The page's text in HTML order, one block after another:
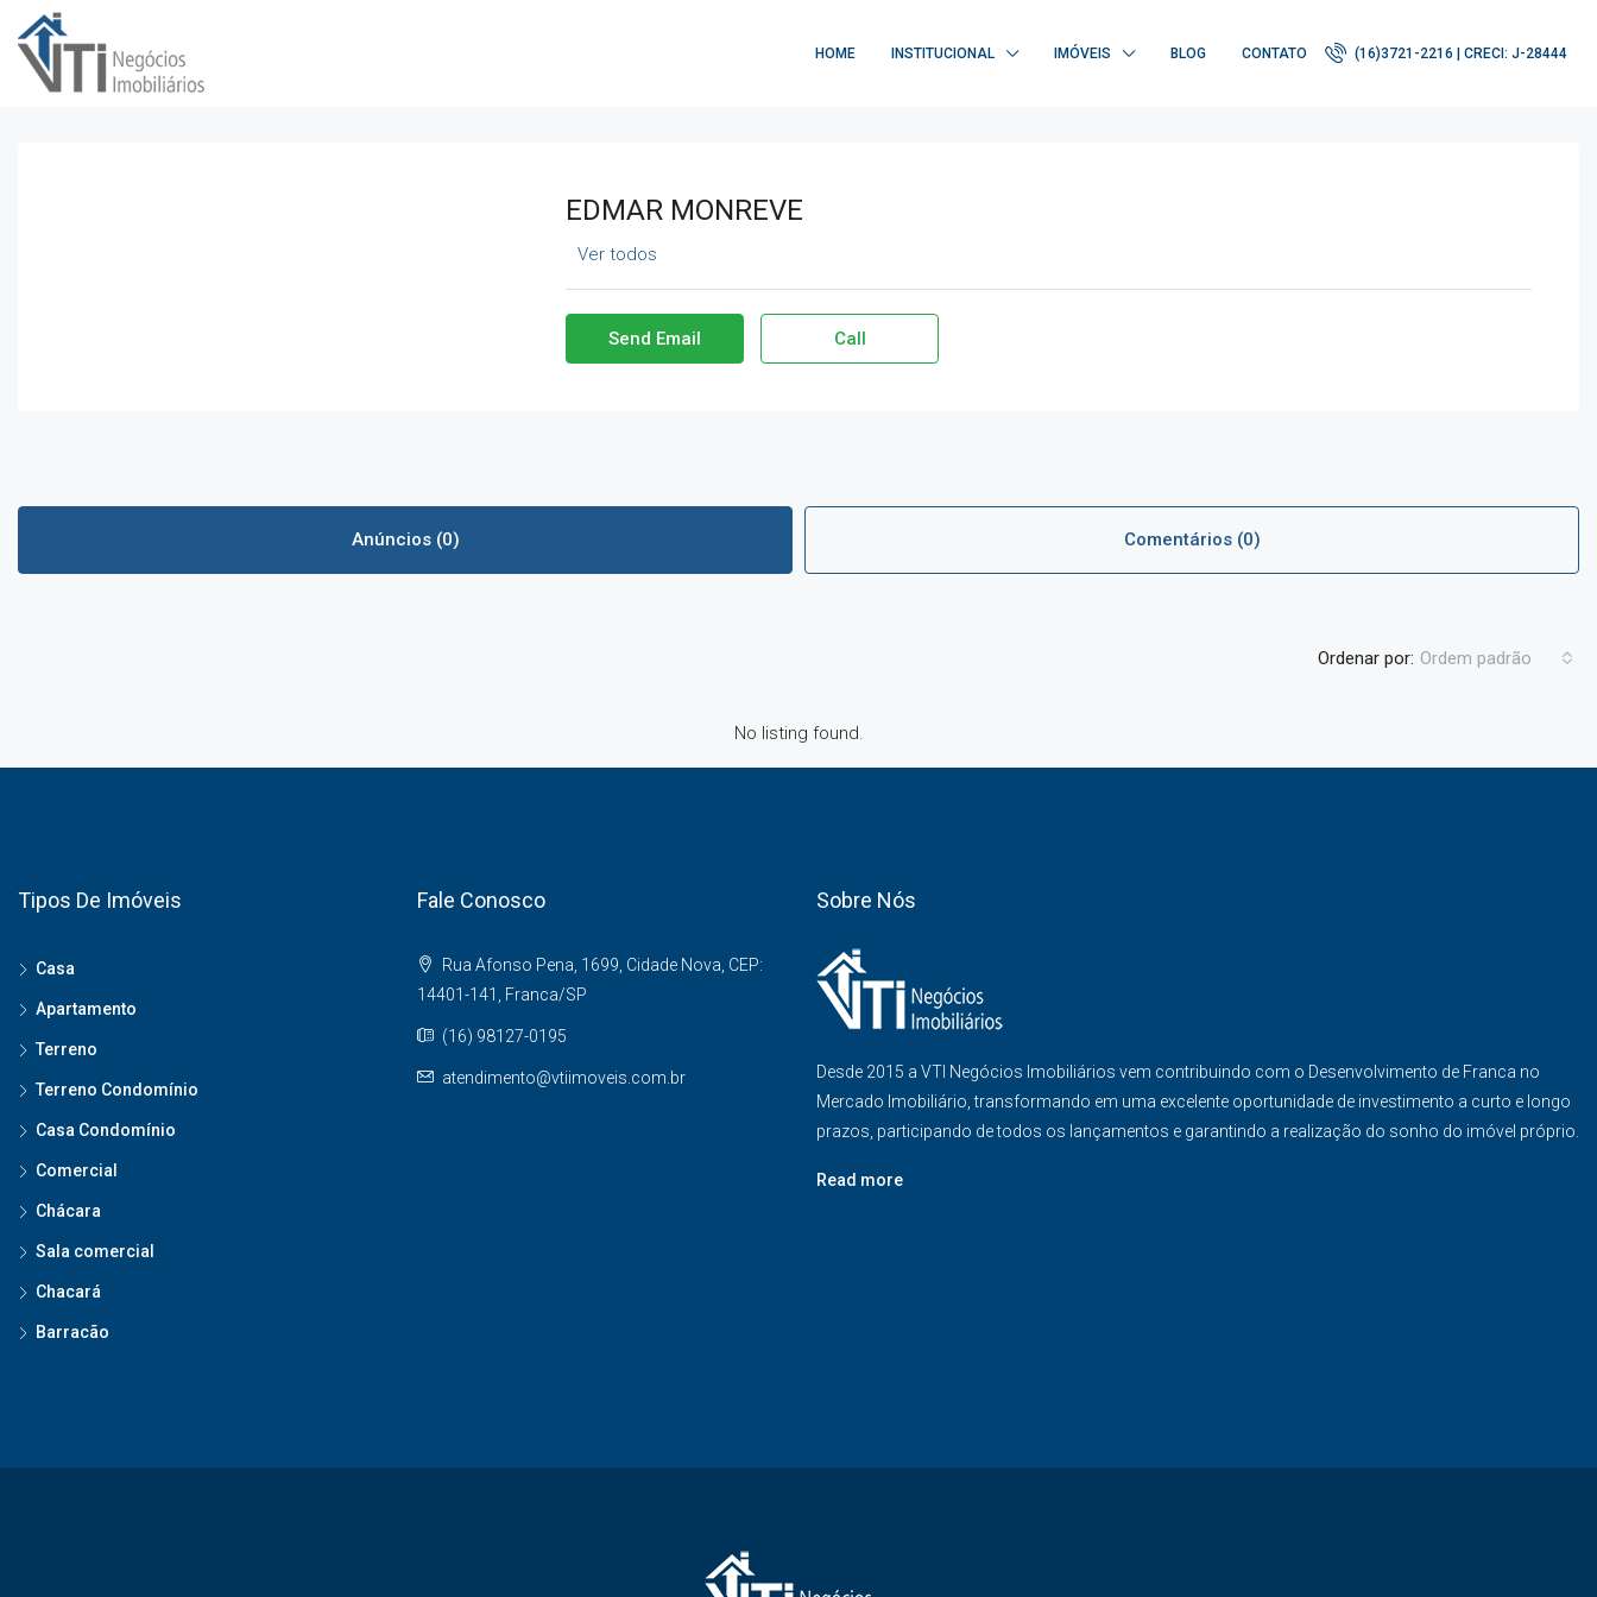
HOME INSTITUCIONAL IMÓVEIS BLOG CONTATO (16)3721-2216 | CRECI: J-28444
EDMAR MONREVE
Ver todos
Send Email Call
Anúncios (0) Comentários (0)
Ordenar por: Ordem padrão
No listing found.
Tipos De Imóveis
Casa
Apartamento
Terreno
Terreno Condomínio
Casa Condomínio
Comercial
Chácara
Sala comercial
Chacará
Barracão
Fale Conosco
Rua Afonso Pena, 1699, Cidade Nova, CEP:
14401-141, Franca/SP
(16) 98127-0195
atendimento@vtiimoveis.com.br
Sobre Nós
Desde 2015 a VTI Negócios Imobiliários vem contribuindo com o Desenvolvimento de Franca no
Mercado Imobiliário, transformando em uma excelente oportunidade de investimento a curto e longo
prazos, participando de todos os lançamentos e garantindo a realização do sonho do imóvel próprio.
Read more